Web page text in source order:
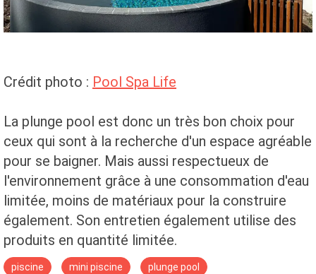
Crédit photo : Pool Spa Life
La plunge pool est donc un très bon choix pour
ceux qui sont à la recherche d'un espace agréable
pour se baigner. Mais aussi respectueux de
l'environnement grâce à une consommation d'eau
limitée, moins de matériaux pour la construire
également. Son entretien également utilise des
produits en quantité limitée.
piscine mini piscine plunge pool